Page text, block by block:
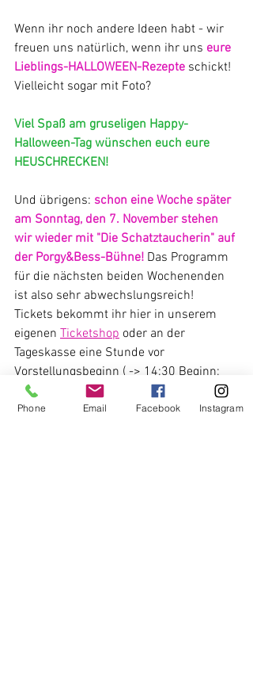
Wenn ihr noch andere Ideen habt - wir
freuen uns natürlich, wenn ihr uns eure
Lieblings-HALLOWEEN-Rezepte schickt!
Vielleicht sogar mit Foto?
Viel Spaß am gruseligen Happy-
Halloween-Tag wünschen euch eure
HEUSCHRECKEN!
Und übrigens: schon eine Woche später
am Sonntag, den 7. November stehen
wir wieder mit "Die Schatztaucherin" auf
der Porgy&Bess-Bühne! Das Programm
für die nächsten beiden Wochenenden
ist also sehr abwechslungsreich!
Tickets bekommt ihr hier in unserem
eigenen Ticketshop oder an der
Tageskasse eine Stunde vor
Vorstellungsbeginn ( -> 14:30 Beginn;
13:30 Einlass und Kartenverkauf)
Phone Email Facebook Instagram